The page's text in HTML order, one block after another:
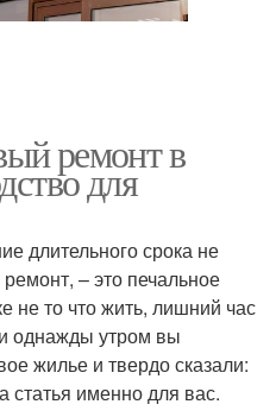
ремонт в
для
длительного срока не
– это печальное
не то что жить, лишний час
однажды утром вы
жилье и твердо сказали:
статья именно для вас.